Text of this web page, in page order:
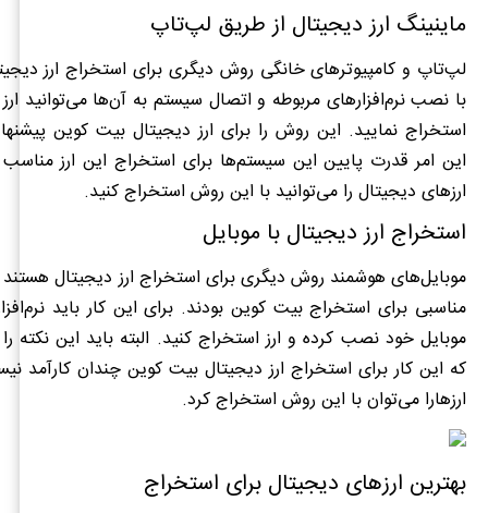
ماینینگ ارز دیجیتال از طریق لپ‌تاپ
لپ‌تاپ و کامپیوترهای خانگی روش دیگری برای استخراج ارز
با نصب نرم‌افزارهای مربوطه و اتصال سیستم به آن‌ها می‌توانید
استخراج نمایید. این روش را برای ارز دیجیتال بیت کوین
این امر قدرت پایین این سیستم‌ها برای استخراج این ارز
ارزهای دیجیتال را می‌توانید با این روش استخراج کنید.
استخراج ارز دیجیتال با موبایل
موبایل‌های هوشمند روش دیگری برای استخراج ارز دیجیتال
مناسبی برای استخراج بیت کوین بودند. برای این کار باید
موبایل خود نصب کرده و ارز استخراج کنید. البته باید این نکته
که این کار برای استخراج ارز دیجیتال بیت کوین چندان کارآمد
ارزهارا می‌توان با این روش استخراج کرد.
بهترین ارزهای دیجیتال برای استخراج